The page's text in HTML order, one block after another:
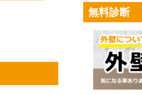
無料診断